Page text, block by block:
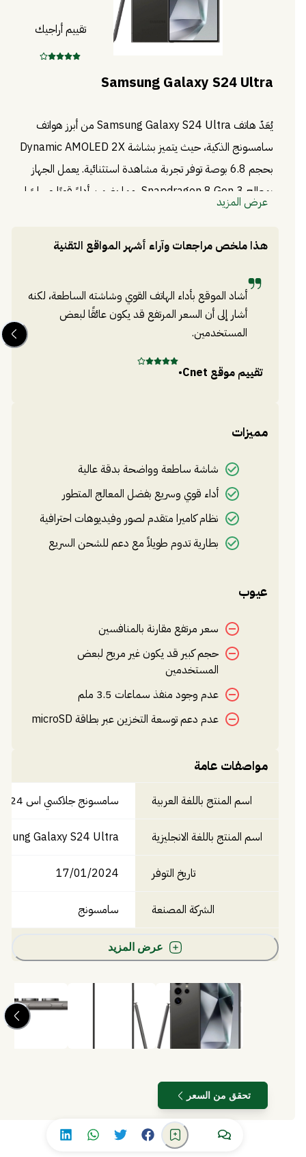
تقييم أراجيك
Samsung Galaxy S24 Ultra
يُعَدّ هاتف Samsung Galaxy S24 Ultra من أبرز هواتف
سامسونج الذكية، حيث يتميز بشاشة Dynamic AMOLED 2X
بحجم 6.8 بوصة توفر تجربة مشاهدة استثنائية. يعمل الجهاز
بمعالج Snapdragon 8 Gen 3، مما يضمن أداءً قويًا وسلسًا
في مختلف التطبيقات والألعاب. يضم الهاتف كاميرا رباعية بدقة
200 ميجابكسل، تتيح التقاط صور عالية الجودة في مختلف
الظروف. كما يحتوي على قلم S Pen مدمج، مما يعزز من
إنتاجية المستخدم.
عرض المزيد
هذا ملخص مراجعات وآراء أشهر المواقع التقنية
أشاد الموقع بأداء الهاتف القوي وشاشته الساطعة، لكنه
أشار إلى أن السعر المرتفع قد يكون عائقًا لبعض
المستخدمين.
تقييم موقع Cnet
•
مميزات
شاشة ساطعة وواضحة بدقة عالية
أداء قوي وسريع بفضل المعالج المتطور
نظام كاميرا متقدم لصور وفيديوهات احترافية
بطارية تدوم طويلاً مع دعم للشحن السريع
عيوب
سعر مرتفع مقارنة بالمنافسين
حجم كبير قد يكون غير مريح لبعض
المستخدمين
عدم وجود منفذ سماعات 3.5 ملم
عدم دعم توسعة التخزين عبر بطاقة microSD
مواصفات عامة
اسم المنتج باللغة العربية سامسونج جلاكسي اس 24 الترا
اسم المنتج باللغة الانجليزية Galaxy S24 Ultra
تاريخ التوفر 17/01/2024
الشركة المصنعة سامسونج
عرض المزيد
تحقق من السعر